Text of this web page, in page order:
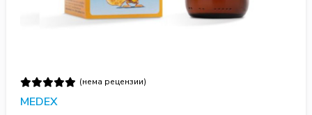
(нема рецензии)
MEDEX